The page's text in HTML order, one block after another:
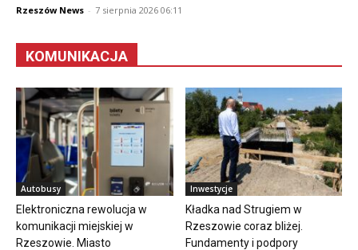
Rzeszów News - 7 sierpnia 2026 06:11
KOMUNIKACJA
Autobusy
Elektroniczna rewolucja w
komunikacji miejskiej w
Rzeszowie. Miasto
Inwestycje
Kładka nad Strugiem w
Rzeszowie coraz bliżej.
Fundamenty i podpory